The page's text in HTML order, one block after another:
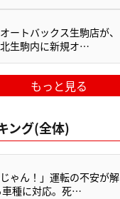
ートバックス生駒店が、
生駒内に新規オ…
もっと見る
ング(全体)
ゃん！」運転の不安が解
車種に対応。死…